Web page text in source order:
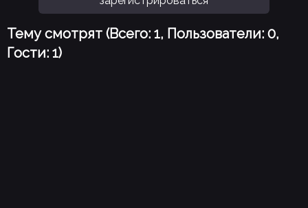
Тему смотрят (Всего: 1, Пользователи: 0,
Гости: 1)